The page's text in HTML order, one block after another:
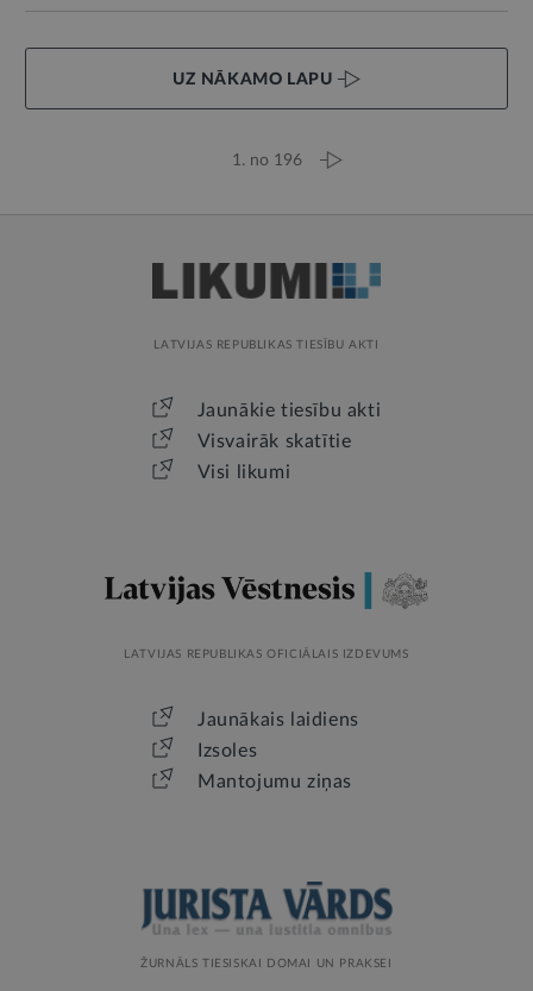
UZ NĀKAMO LAPU
1. no 196
LATVIJAS REPUBLIKAS TIESĪBU AKTI
Jaunākie tiesību akti
Visvairāk skatītie
Visi likumi
LATVIJAS REPUBLIKAS OFICIĀLAIS IZDEVUMS
Jaunākais laidiens
Izsoles
Mantojumu ziņas
ŽURNĀLS TIESISKAI DOMAI UN PRAKSEI